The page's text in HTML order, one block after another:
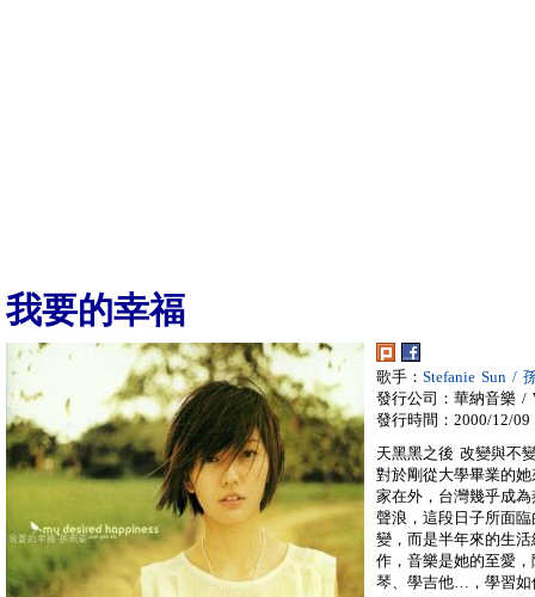
我要的幸福
歌手： Stefanie Sun /
發行公司：華納音樂 /
發行時間：2000/12/09
天黑黑之後 改變與不
對於剛從大學畢業的
家在外，台灣幾乎成
聲浪，這段日子所面
變，而是半年來的生
作，音樂是她的至愛
琴、學吉他…，學習如